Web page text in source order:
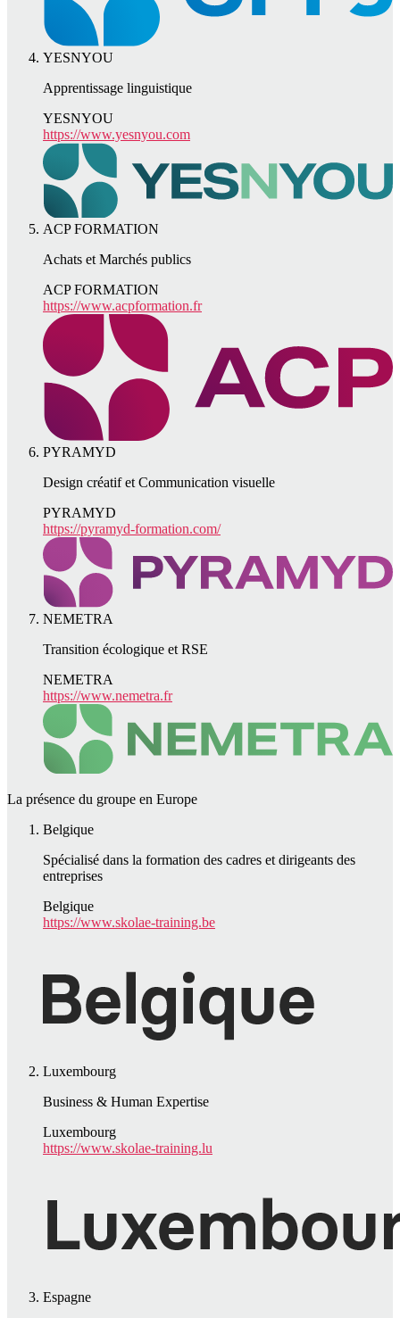
YESNYOU
Apprentissage linguistique
YESNYOU
https://www.yesnyou.com
ACP FORMATION
Achats et Marchés publics
ACP FORMATION
https://www.acpformation.fr
PYRAMYD
Design créatif et Communication visuelle
PYRAMYD
https://pyramyd-formation.com/
NEMETRA
Transition écologique et RSE
NEMETRA
https://www.nemetra.fr
La présence du groupe en Europe
Belgique
Spécialisé dans la formation des cadres et dirigeants des
entreprises
Belgique
https://www.skolae-training.be
Luxembourg
Business & Human Expertise
Luxembourg
https://www.skolae-training.lu
Espagne